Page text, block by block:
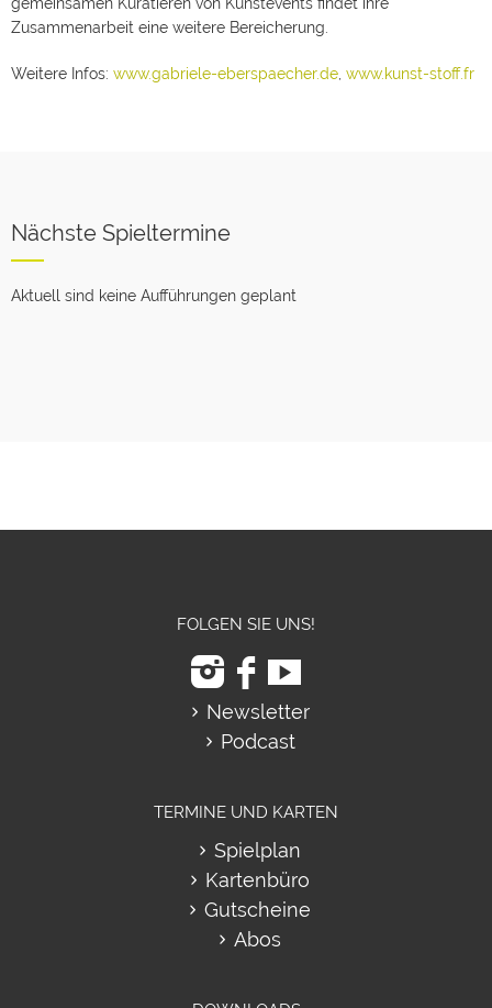
Zusammenarbeit eine weitere Bereicherung.
Weitere Infos: www.gabriele-eberspaecher.de www.kunst-stoff.fr
Nächste Spieltermine
Aktuell sind keine Aufführungen geplant
FOLGEN SIE UNS!
Newsletter
Podcast
TERMINE UND KARTEN
Spielplan
Kartenbüro
Gutscheine
Abos